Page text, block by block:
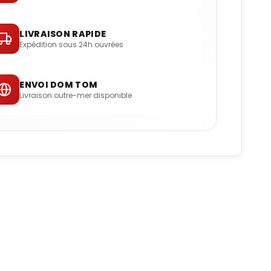
LIVRAISON RAPIDE
Expédition sous 24h ouvrées
ENVOI DOM TOM
Livraison outre-mer disponible